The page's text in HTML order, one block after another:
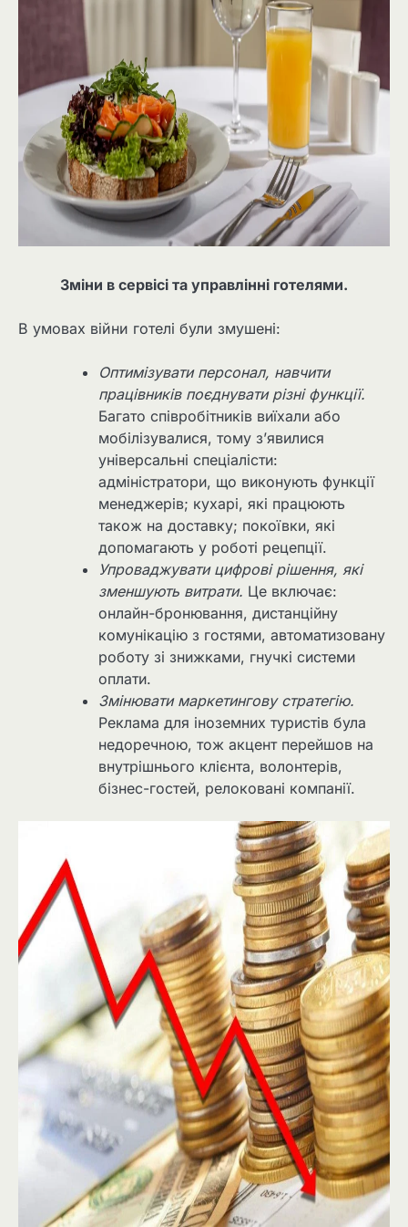
Зміни в сервісі та управлінні готелями.
В умовах війни готелі були змушені:
Оптимізувати персонал, навчити
працівників поєднувати різні функції.
Багато співробітників виїхали або
мобілізувалися, тому з’явилися
універсальні спеціалісти:
адміністратори, що виконують функції
менеджерів; кухарі, які працюють
також на доставку; покоївки, які
допомагають у роботі рецепції.
Упроваджувати цифрові рішення, які
зменшують витрати. Це включає:
онлайн-бронювання, дистанційну
комунікацію з гостями, автоматизовану
роботу зі знижками, гнучкі системи
оплати.
Змінювати маркетингову стратегію.
Реклама для іноземних туристів була
недоречною, тож акцент перейшов на
внутрішнього клієнта, волонтерів,
бізнес-гостей, релоковані компанії.